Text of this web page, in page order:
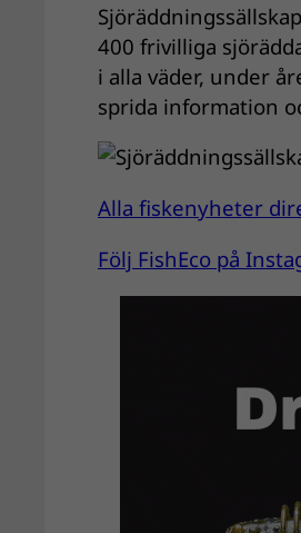
400 frivilliga
i alla väder, under
sprida information
Alla fiskenyheter
Följ FishEco på